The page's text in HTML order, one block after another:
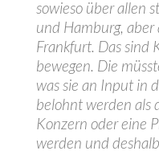
sowieso über allen
und Hamburg,
Frankfurt. Das sind
bewegen. Die
was sie an Input in
belohnt werden als
Konzern oder eine
werden und